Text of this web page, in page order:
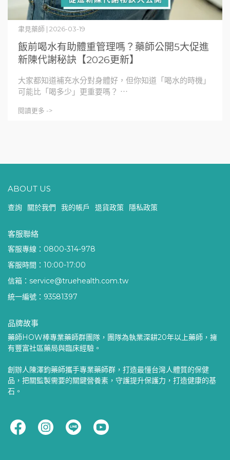
飯前喝水有助體重管理嗎？藥師公開5大促進
新陳代謝秘訣【2026更新】
聿見藥師 | 2026-03-19
大家都知道補充水分對身體好，但你知道「喝水的時機」
可能比「喝多少」更重要嗎？ ⋯
閱讀更多 ->
ABOUT US
查詢 關於我們 我的帳戶 退貨政策 隱私政策
客服聯絡
客服專線：0800-314-978
客服時間：10:00-17:00
信箱：service@truehealth.com.tw
統一編號：93581397
品牌故事
藥師HOW棒專業藥師群團隊，團隊為執業深耕20年以上藥師，擁
有豐富社區藥局與臨床經驗。
創辦人陳澤鈞藥師攜手專業藥師群，打造最懂台灣人體質的保健
品，把關監製需要的關鍵營養素，守護提升保護力，打造健康的基
石。